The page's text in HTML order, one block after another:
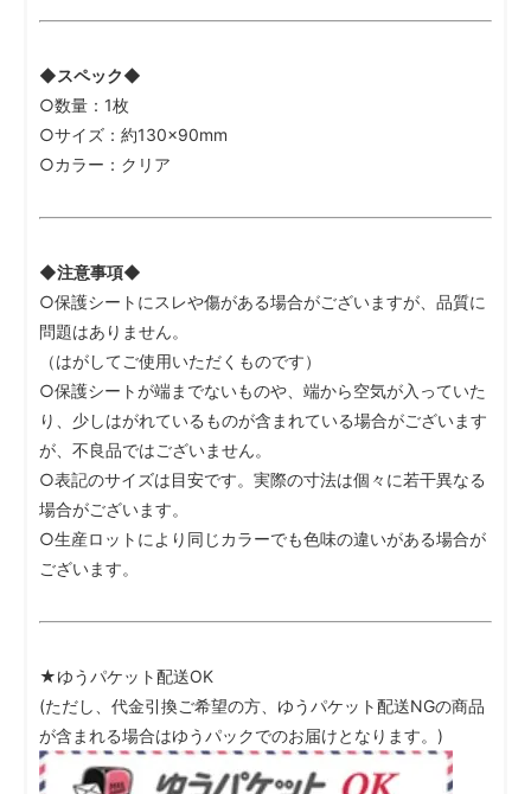
◆スペック◆
○数量：1枚
○サイズ：約130×90mm
○カラー：クリア
◆注意事項◆
○保護シートにスレや傷がある場合がございますが、品質に
問題はありません。
（はがしてご使用いただくものです）
○保護シートが端までないものや、端から空気が入っていた
り、少しはがれているものが含まれている場合がございます
が、不良品ではございません。
○表記のサイズは目安です。実際の寸法は個々に若干異なる
場合がございます。
○生産ロットにより同じカラーでも色味の違いがある場合が
ございます。
★ゆうパケット配送OK
(ただし、代金引換ご希望の方、ゆうパケット配送NGの商品
が含まれる場合はゆうパックでのお届けとなります。)